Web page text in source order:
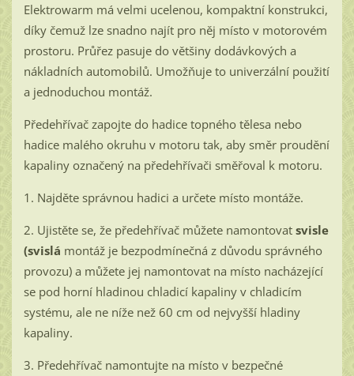
Elektrowarm má velmi ucelenou, kompaktní konstrukci,
díky čemuž lze snadno najít pro něj místo v motorovém
prostoru. Průřez pasuje do většiny dodávkových a
nákladních automobilů. Umožňuje to univerzální použití
a jednoduchou montáž.
Předehřívač zapojte do hadice topného tělesa nebo
hadice malého okruhu v motoru tak, aby směr proudění
kapaliny označený na předehřívači směřoval k motoru.
1. Najděte správnou hadici a určete místo montáže.
2. Ujistěte se, že předehřívač můžete namontovat svisle
(svislá montáž je bezpodmínečná z důvodu správného
provozu) a můžete jej namontovat na místo nacházející
se pod horní hladinou chladicí kapaliny v chladicím
systému, ale ne níže než 60 cm od nejvyšší hladiny
kapaliny.
3. Předehřívač namontujte na místo v bezpečné